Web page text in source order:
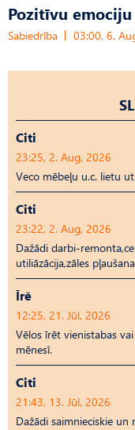
Pozitīvu
Sabiedrība 03:00, 6.
Citi
23:25, 2. Aug, 2026
Veco mēbeļu u.c. lietu
Citi
23:22, 2. Aug, 2026
Dažādi darbi-
utiliāzācija,zāles
Īrē
12:25, 21. Jūl, 2026
Vēlos īrēt vienistabas
mēnesī.
Citi
21:43, 13. Jūl, 2026
Dažādi saimnieciskie